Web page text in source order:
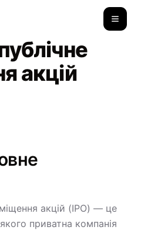
акцій
акцій (IPO) — це
приватна компанія